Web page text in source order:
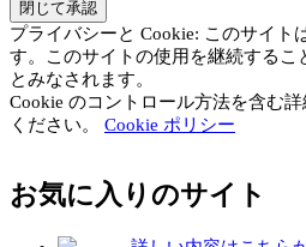
プライバシーと Cookie: このサイト
す。このサイトの使用を継続するこ
とみなされます。
Cookie のコントロール方法を含む
ください。 Cookie ポリシー
お気に入りのサイト